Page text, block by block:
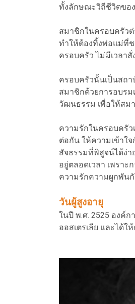
ทั้งลักษณะวิถีชีวิตขอ
สมาชิกในครอบครัวต่
ทำให้ต้องทิ้งพ่อแม่ที่
ครอบครัว ไม่มีเวลา
ครอบครัวนั้นเป็นสถ
สมาชิกด้วยการอบร
วัฒนธรรม เพื่อให้สม
ความรักในครอบครั
ต่อกัน ให้ความเข้าใ
สัจธรรมที่พิสูจน์ได้ง่
อยู่ตลอดเวลา เพรา
ความรักความผูกพัน
วันผู้สูงอายุ
ในปี พ.ศ. 2525 องค์
ออสเตรเลีย และได้ใ